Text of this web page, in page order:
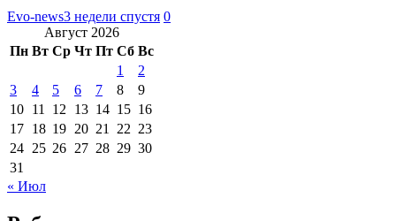
Evo-news3 недели спустя 0
Август 2026
Пн Вт Ср Чт Пт Сб Вс
1
2
3
4 5 6 7 8
9
10 11 12 13 14 15 16
17 18 19 20 21 22 23
24 25 26 27 28 29 30
31
« Июл